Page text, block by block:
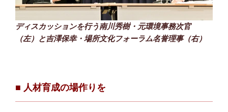
ディスカッションを行う南川秀樹・元環境事務次官
（左）と吉澤保幸・場所文化フォーラム名誉理事（右）
■ 人材育成の場作りを